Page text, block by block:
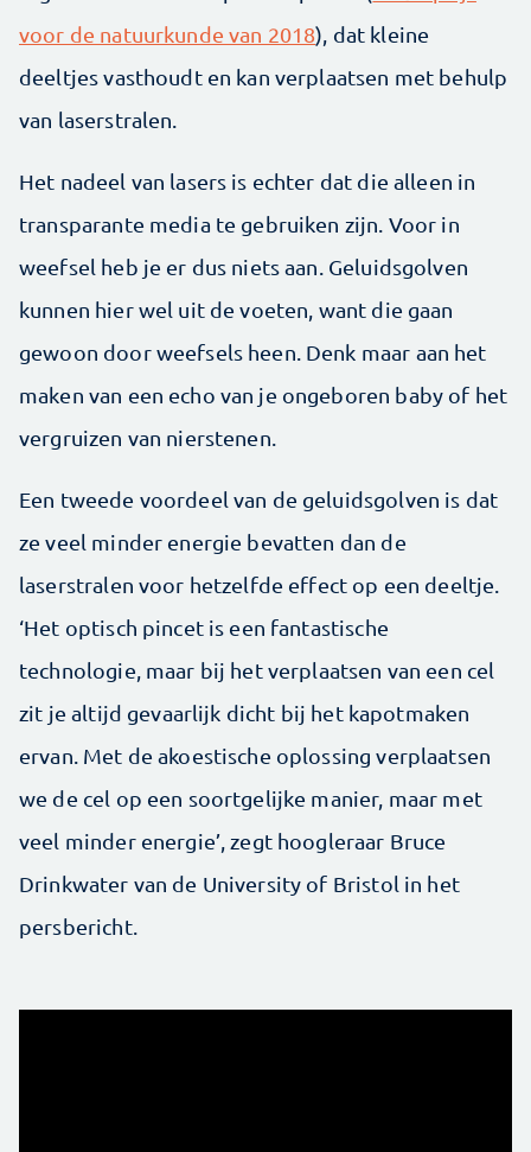
voor de natuurkunde van 2018), dat kleine
deeltjes vasthoudt en kan verplaatsen met behulp
van laserstralen.
Het nadeel van lasers is echter dat die alleen in
transparante media te gebruiken zijn. Voor in
weefsel heb je er dus niets aan. Geluidsgolven
kunnen hier wel uit de voeten, want die gaan
gewoon door weefsels heen. Denk maar aan het
maken van een echo van je ongeboren baby of het
vergruizen van nierstenen.
Een tweede voordeel van de geluidsgolven is dat
ze veel minder energie bevatten dan de
laserstralen voor hetzelfde effect op een deeltje.
‘Het optisch pincet is een fantastische
technologie, maar bij het verplaatsen van een cel
zit je altijd gevaarlijk dicht bij het kapotmaken
ervan. Met de akoestische oplossing verplaatsen
we de cel op een soortgelijke manier, maar met
veel minder energie’, zegt hoogleraar Bruce
Drinkwater van de University of Bristol in het
persbericht.